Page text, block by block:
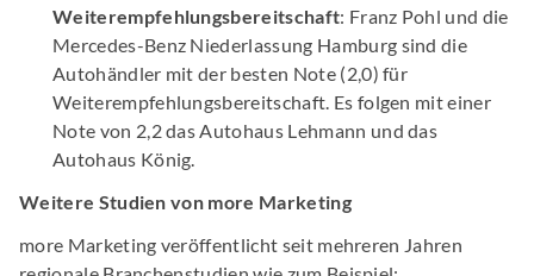
Weiterempfehlungsbereitschaft: Franz Pohl und die
Mercedes-Benz Niederlassung Hamburg sind die
Autohändler mit der besten Note (2,0) für
Weiterempfehlungsbereitschaft. Es folgen mit einer
Note von 2,2 das Autohaus Lehmann und das
Autohaus König.
Weitere Studien von more Marketing
more Marketing veröffentlicht seit mehreren Jahren